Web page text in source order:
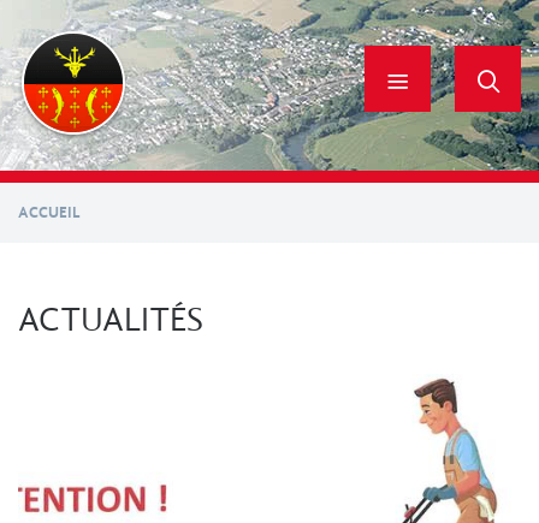
contenu
principal
ACCUEIL
ACTUALITÉS